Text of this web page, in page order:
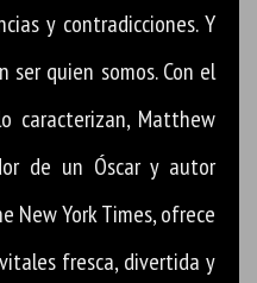
y contradicciones. Y
ser quien somos. Con el
caracterizan, Matthew
de un Óscar y autor
New York Times, ofrece
fresca, divertida y